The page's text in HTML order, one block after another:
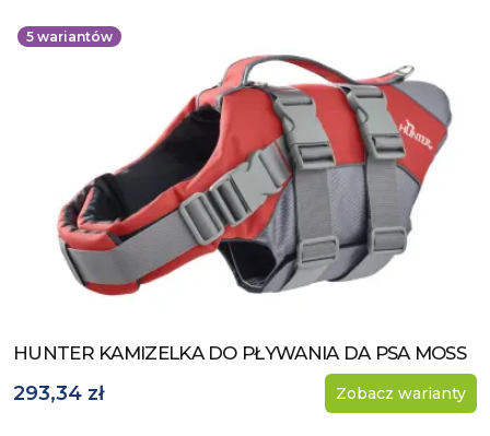
5 wariantów
Zobacz produkt
HUNTER KAMIZELKA DO PŁYWANIA DA PSA MOSS
293,34 zł Zobacz warianty